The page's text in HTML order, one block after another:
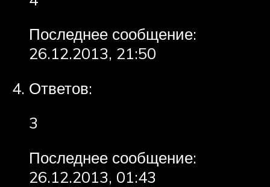
Последнее сообщение:
26.12.2013, 21:50
Ответов:
3
Последнее сообщение:
26.12.2013, 01:43